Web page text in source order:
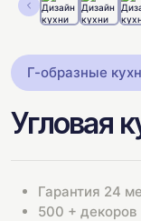
Г-образные
Угловая
Гарантия 24
500 + декоров